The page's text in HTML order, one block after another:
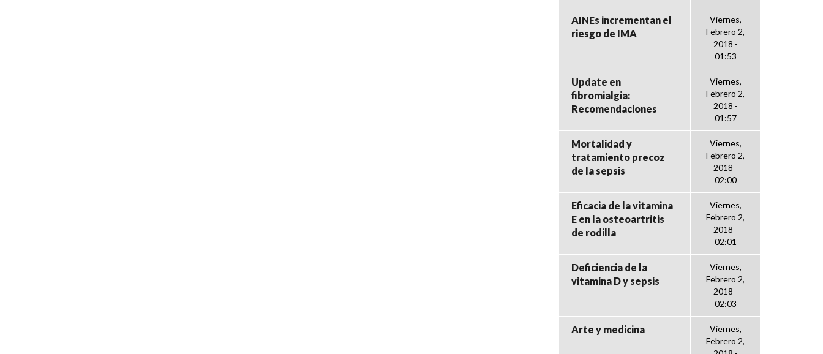
AINEs incrementan el
riesgo de IMA
Viernes,
Febrero 2,
2018 -
01:53
Update en
fibromialgia:
Recomendaciones
Viernes,
Febrero 2,
2018 -
01:57
Mortalidad y
tratamiento precoz
de la sepsis
Viernes,
Febrero 2,
2018 -
02:00
Eficacia de la vitamina
E en la osteoartritis
de rodilla
Viernes,
Febrero 2,
2018 -
02:01
Deficiencia de la
vitamina D y sepsis
Viernes,
Febrero 2,
2018 -
02:03
Arte y medicina
Viernes,
Febrero 2,